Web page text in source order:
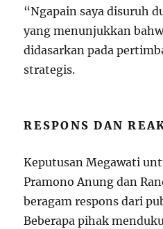
“Ngapain saya disuruh
yang menunjukkan
didasarkan pada
strategis.
RESPONS DAN
Keputusan Megawati
Pramono Anung dan
beragam respons dari
Beberapa pihak